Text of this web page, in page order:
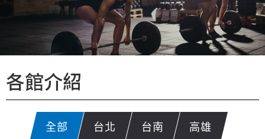
各館介紹
全部 台北 台南 高雄